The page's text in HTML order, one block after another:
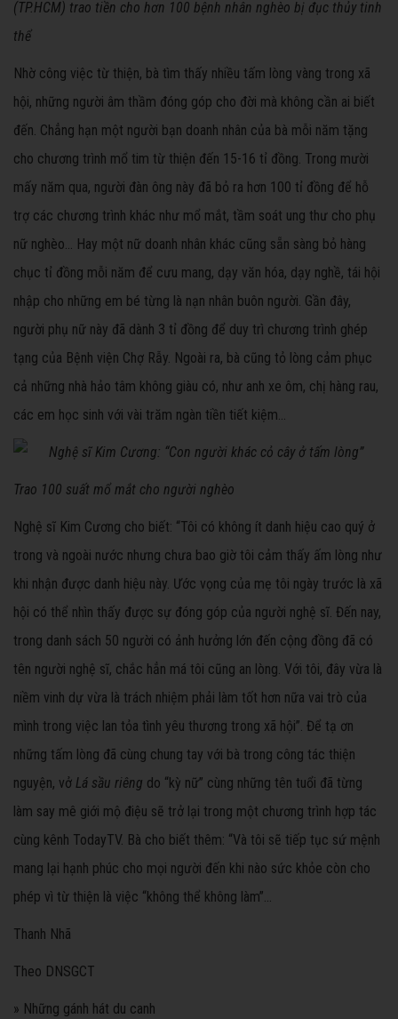
(TP.HCM) trao tiền cho hơn 100 bệnh nhân nghèo bị đục thủy tinh
thể
Nhờ công việc từ thiện, bà tìm thấy nhiều tấm lòng vàng trong xã
hội, những người âm thầm đóng góp cho đời mà không cần ai biết
đến. Chẳng hạn một người bạn doanh nhân của bà mỗi năm tặng
cho chương trình mổ tim từ thiện đến 15-16 tỉ đồng. Trong mười
mấy năm qua, người đàn ông này đã bỏ ra hơn 100 tỉ đồng để hỗ
trợ các chương trình khác như mổ mắt, tầm soát ung thư cho phụ
nữ nghèo… Hay một nữ doanh nhân khác cũng sẵn sàng bỏ hàng
chục tỉ đồng mỗi năm để cưu mang, dạy văn hóa, dạy nghề, tái hội
nhập cho những em bé từng là nạn nhân buôn người. Gần đây,
người phụ nữ này đã dành 3 tỉ đồng để duy trì chương trình ghép
tạng của Bệnh viện Chợ Rẫy. Ngoài ra, bà cũng tỏ lòng cảm phục
cả những nhà hảo tâm không giàu có, như anh xe ôm, chị hàng rau,
các em học sinh với vài trăm ngàn tiền tiết kiệm…
Trao 100 suất mổ mắt cho người nghèo
Nghệ sĩ Kim Cương cho biết: “Tôi có không ít danh hiệu cao quý ở
trong và ngoài nước nhưng chưa bao giờ tôi cảm thấy ấm lòng như
khi nhận được danh hiệu này. Ước vọng của mẹ tôi ngày trước là xã
hội có thể nhìn thấy được sự đóng góp của người nghệ sĩ. Đến nay,
trong danh sách 50 người có ảnh hưởng lớn đến cộng đồng đã có
tên người nghệ sĩ, chắc hẳn má tôi cũng an lòng. Với tôi, đây vừa là
niềm vinh dự vừa là trách nhiệm phải làm tốt hơn nữa vai trò của
mình trong việc lan tỏa tình yêu thương trong xã hội”. Để tạ ơn
những tấm lòng đã cùng chung tay với bà trong công tác thiện
nguyện, vở Lá sầu riêng do “kỳ nữ” cùng những tên tuổi đã từng
làm say mê giới mộ điệu sẽ trở lại trong một chương trình hợp tác
cùng kênh TodayTV. Bà cho biết thêm: “Và tôi sẽ tiếp tục sứ mệnh
mang lại hạnh phúc cho mọi người đến khi nào sức khỏe còn cho
phép vì từ thiện là việc “không thể không làm”…
Thanh Nhã
Theo DNSGCT
» Những gánh hát du canh